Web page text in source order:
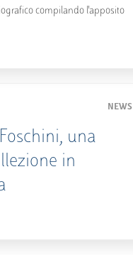
compilando l'apposito
NEWS
una
in